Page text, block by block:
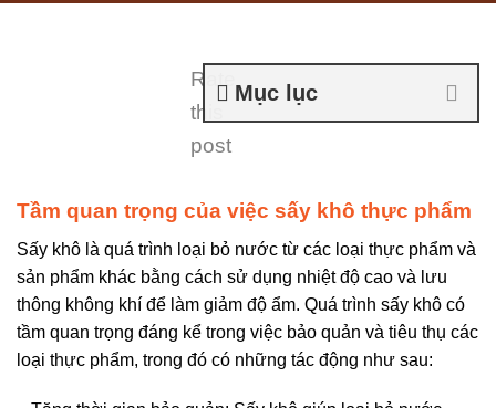
Mục lục
Rate
this
post
Tầm quan trọng của việc sấy khô thực phẩm
Sấy khô là quá trình loại bỏ nước từ các loại thực phẩm và
sản phẩm khác bằng cách sử dụng nhiệt độ cao và lưu
thông không khí để làm giảm độ ẩm. Quá trình sấy khô có
tầm quan trọng đáng kể trong việc bảo quản và tiêu thụ các
loại thực phẩm, trong đó có những tác động như sau: